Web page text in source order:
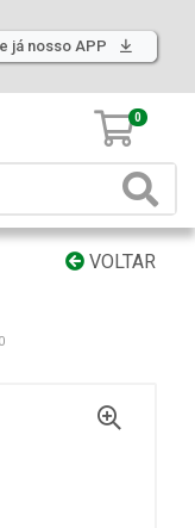
já nosso APP
0
VOLTAR